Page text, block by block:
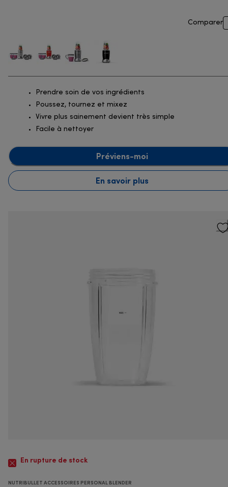
Comparer
Prendre soin de vos ingrédients
Poussez, tournez et mixez
Vivre plus sainement devient très simple
Facile à nettoyer
Préviens-moi
En savoir plus
En rupture de stock
NUTRIBULLET ACCESSOIRES PERSONAL BLENDER